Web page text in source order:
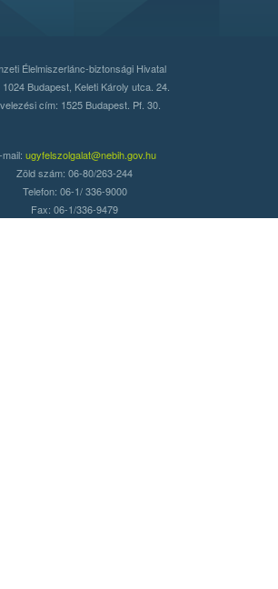
Élelmiszerlánc-biztonsági Hivatal
Budapest, Keleti Károly utca. 24.
cím: 1525 Budapest. Pf. 30.
mail: ugyfelszolgalat@nebih.gov.hu
Zöld szám: 06-80/263-244
Telefon: 06-1/ 336-9000
Fax: 06-1/336-9479